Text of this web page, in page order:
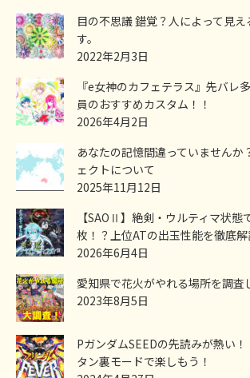
目の不思議 錯覚？人によって見
す。
2022年2月3日
『e女神のカフェテラス』先バレ
員のおすすめカスタム！！
2026年4月2日
あなたの記憶間違っていませんか
ェクトについて
2025年11月12日
【SAOⅡ】絶剣・ウルティマ状態
枚！？上位ATの出玉性能を徹底解
2026年6月4日
愛知県で花火がやれる場所を調査
2023年8月5日
PガンダムSEEDの先読みが熱い
タン裏モードで楽しもう！